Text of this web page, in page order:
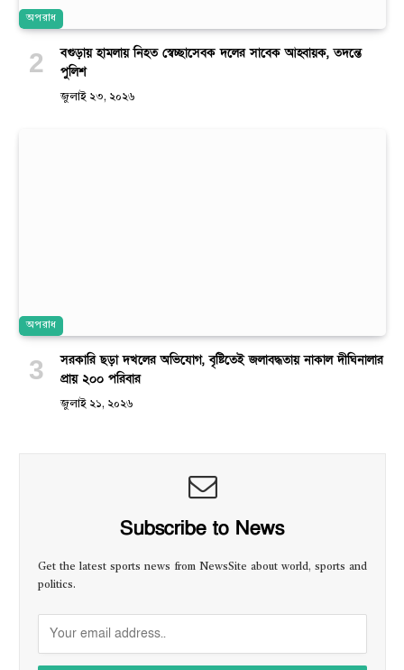
অপরাধ
বগুড়ায় হামলায় নিহত স্বেচ্ছাসেবক দলের সাবেক আহ্বায়ক, তদন্তে
পুলিশ
জুলাই ২৩, ২০২৬
অপরাধ
সরকারি ছড়া দখলের অভিযোগ, বৃষ্টিতেই জলাবদ্ধতায় নাকাল দীঘিনালার
প্রায় ২০০ পরিবার
জুলাই ২১, ২০২৬
Subscribe to News
Get the latest sports news from NewsSite about world, sports and
politics.